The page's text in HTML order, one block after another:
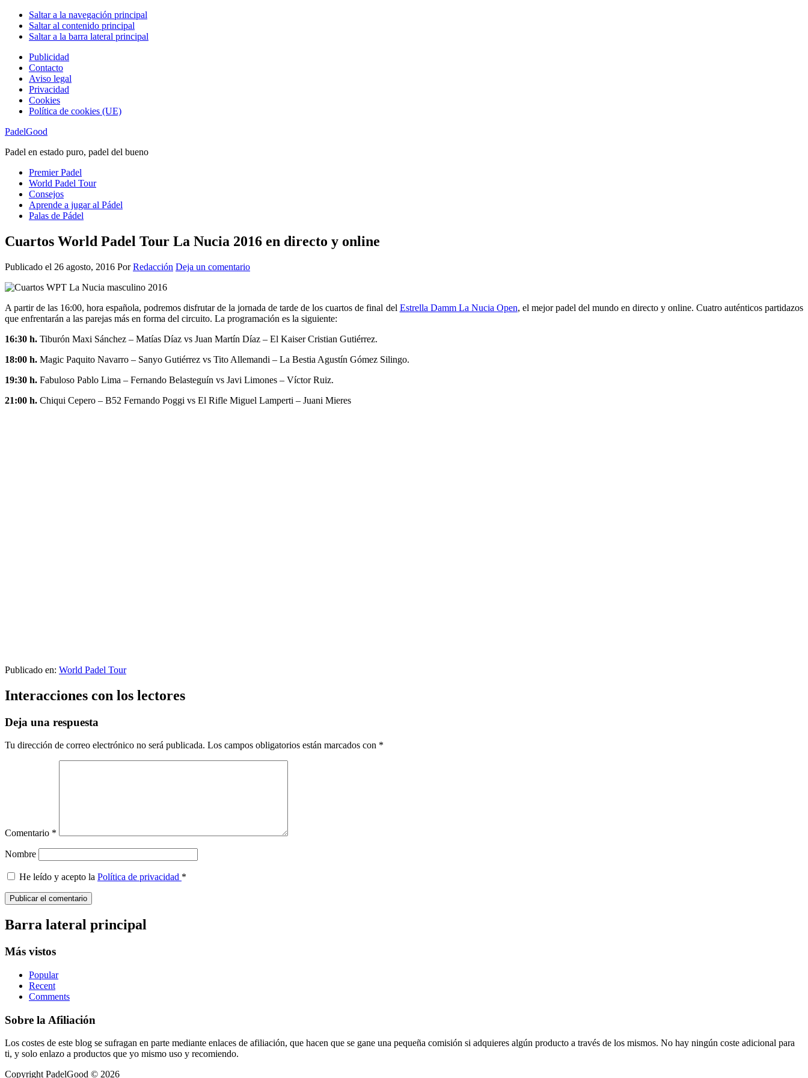
Saltar a la navegación principal
Saltar al contenido principal
Saltar a la barra lateral principal
Publicidad
Contacto
Aviso legal
Privacidad
Cookies
Política de cookies (UE)
PadelGood
Padel en estado puro, padel del bueno
Premier Padel
World Padel Tour
Consejos
Aprende a jugar al Pádel
Palas de Pádel
Cuartos World Padel Tour La Nucia 2016 en directo y online
Publicado el 26 agosto, 2016 PorRedacción Deja un comentario
A partir de las 16:00, hora española, podremos disfrutar de la jornada de tarde de los cuartos de final del Estrella Damm La Nucia Open, el mejor padel del mundo en directo y online. Cuatro auténticos partidazos
que enfrentarán a las parejas más en forma del circuito. La programación es la siguiente:
16:30 h. Tiburón Maxi Sánchez – Matías Díaz vs Juan Martín Díaz – El Kaiser Cristian Gutiérrez.
18:00 h. Magic Paquito Navarro – Sanyo Gutiérrez vs Tito Allemandi – La Bestia Agustín Gómez Silingo.
19:30 h. Fabuloso Pablo Lima – Fernando Belasteguín vs Javi Limones – Víctor Ruiz.
21:00 h. Chiqui Cepero – B52 Fernando Poggi vs El Rifle Miguel Lamperti – Juani Mieres
Publicado en: World Padel Tour
Interacciones con los lectores
Deja una respuesta
Tu dirección de correo electrónico no será publicada. Los campos obligatorios están marcados con *
Comentario *
Nombre
He leído y acepto la Política de privacidad *
Barra lateral principal
Más vistos
Popular
Recent
Comments
Sobre la Afiliación
Los costes de este blog se sufragan en parte mediante enlaces de afiliación, que hacen que se gane una pequeña comisión si adquieres algún producto a través de los mismos. No hay ningún coste adicional para
ti, y solo enlazo a productos que yo mismo uso y recomiendo.
Copyright PadelGood © 2026